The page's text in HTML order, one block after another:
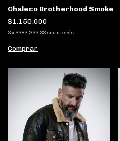
Chaleco Brotherhood Smoke
$1.150.000
3x $383.333,33 sin interés
Comprar